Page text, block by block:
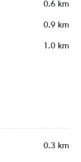
0.6 km
0.9 km
1.0 km
0.3 km